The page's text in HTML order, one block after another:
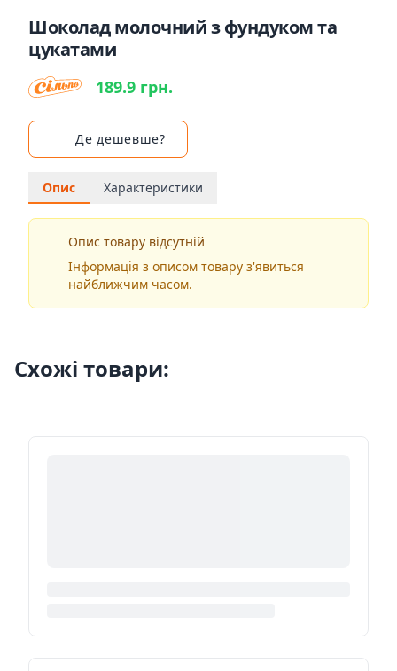
Шоколад молочний з фундуком та
цукатами
189.9 грн.
Де дешевше?
Опис Характеристики
Опис товару відсутній
Інформація з описом товару з'явиться
найближчим часом.
Схожі товари: